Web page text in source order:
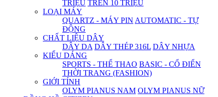
TRIỆU TRÊN 10 TRIỆU
LOẠI MÁY
QUARTZ - MÁY PIN AUTOMATIC - TỰ
ĐỘNG
CHẤT LIỆU DÂY
DÂY DA DÂY THÉP 316L DÂY NHỰA
KIỂU DÁNG
SPORTS - THỂ THAO BASIC - CỔ ĐIỂN
THỜI TRANG (FASHION)
GIỚI TÍNH
OLYM PIANUS NAM OLYM PIANUS NỮ